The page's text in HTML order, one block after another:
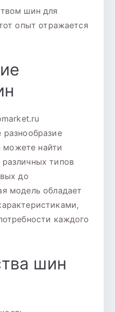
шин для
опыт отражается
разнообразие
найти
типов
до
модель обладает
каждого
шин